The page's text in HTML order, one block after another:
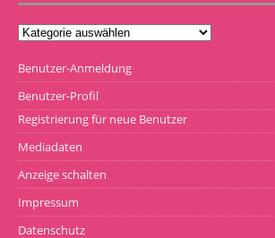
Benutzer-Anmeldung
Benutzer-Profil
Registrierung für neue Benutzer
Mediadaten
Anzeige schalten
Impressum
Datenschutz